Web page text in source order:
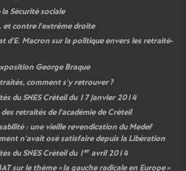
Sécurité sociale
contre l’extrême droite
d’E. Macron sur la politique envers les retraité-
George Braque
comment s’y retrouver ?
duSNESCréteil du 17 janvier 2014
retraités de l’académie de Créteil
: une vieille revendication du Medef
n’avait osé satisfaire depuis la Libération
duSNESCréteil du 1eravril 2014
sur le thème «la gauche radicale en Europe»